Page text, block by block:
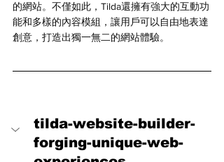
的網站。不僅如此，Tilda還擁有強大的互動功
能和多樣的內容模組，讓用戶可以自由地表達
創意，打造出獨一無二的網站體驗。
tilda-website-builder-
forging-unique-web-